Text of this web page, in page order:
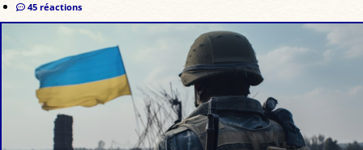
45 réactions